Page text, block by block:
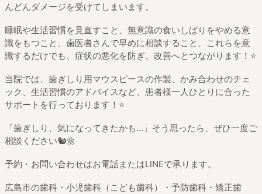
んどんダメージを受けてしまいます。
睡眠や生活習慣を見直すこと、無意識の食いしばりをやめる意
識をもつこと、歯医者さんで早めに相談すること、これらを意
識するだけでも、症状の悪化を防ぎ、改善へとつながります！⭐️
当院では、歯ぎしり用マウスピースの作製、かみ合わせのチェ
ック、生活習慣のアドバイスなど、患者様一人ひとりに合った
サポートを行っております！⭐️
「歯ぎしり、気になってきたかも…」そう思ったら、ぜひ一度ご
相談ください🐿️🌼
予約・お問い合わせはお電話またはLINEで承ります。
広島市の歯科・小児歯科（こども歯科）・予防歯科・矯正歯